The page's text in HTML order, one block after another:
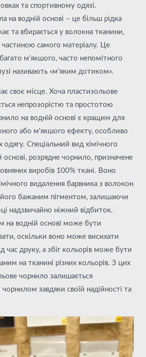
та спортивному одязі.
на водній основі – це більш рідка
та вбирається у волокна тканини,
самого матеріалу. Це
м’якшого, часто непомітного
називають «м’яким дотиком».
своє місце. Хоча пластизольове
непрозорістю та простотою
на водній основі є кращим для
або м'якшого ефекту, особливо
одягу. Спеціальний вид хімічного
основі, розрядне чорнило, призначене
виробів 100% ткані. Воно
видалення барвника з волокон
його бажаним пігментом, залишаючи
надзвичайно ніжний відбиток.
на водній основі може бути
оскільки воно може висихати
час друку, а збіг кольорів може бути
на тканині різних кольорів. З цих
чорнило залишається
завдяки своїй надійності та